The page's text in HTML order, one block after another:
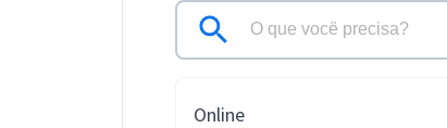
Online